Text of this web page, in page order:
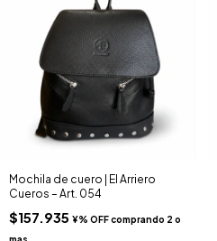
Mochila de cuero | El Arriero
Cueros – Art. 054
$157.935